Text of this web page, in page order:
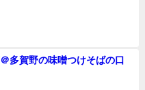
多賀野の味噌つけそばの口